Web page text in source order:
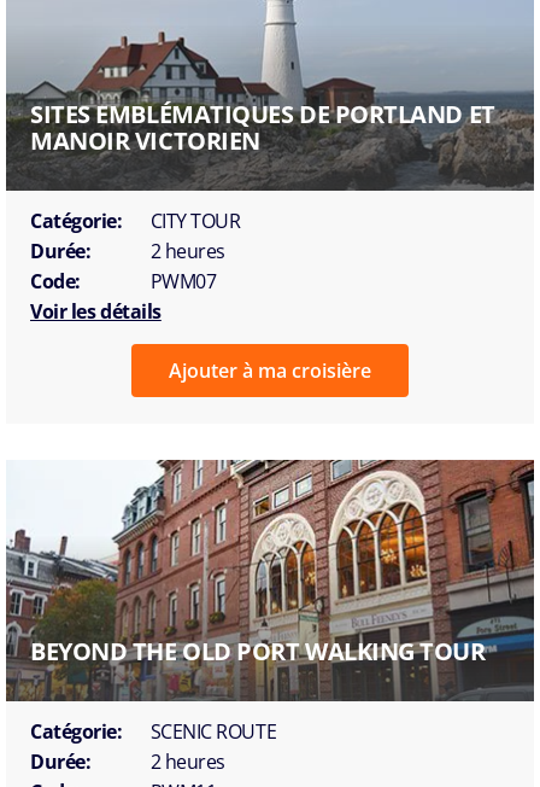
SITES EMBLÉMATIQUES DE PORTLAND ET
MANOIR VICTORIEN
Catégorie:
CITY TOUR
Durée:
2 heures
Code:
PWM07
Voir les détails
Ajouter à ma croisière
BEYOND THE OLD PORT WALKING TOUR
Catégorie:
SCENIC ROUTE
Durée:
2 heures